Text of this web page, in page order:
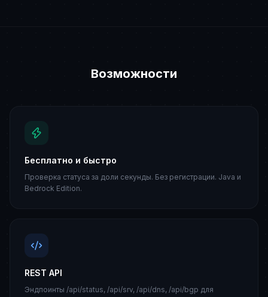
Возможности
Бесплатно и быстро
Проверка статуса за доли секунды. Без регистрации. Java и
Bedrock Edition.
REST API
Эндпоинты /api/status, /api/srv, /api/dns, /api/bgp для